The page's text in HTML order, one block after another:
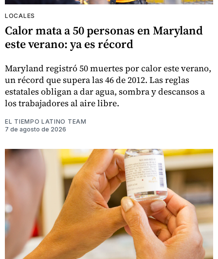
LOCALES
Calor mata a 50 personas en Maryland
este verano: ya es récord
Maryland registró 50 muertes por calor este verano,
un récord que supera las 46 de 2012. Las reglas
estatales obligan a dar agua, sombra y descansos a
los trabajadores al aire libre.
EL TIEMPO LATINO TEAM
7 de agosto de 2026